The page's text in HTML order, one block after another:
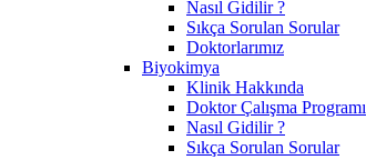
Nasıl Gidilir ?
Sıkça Sorulan Sorular
Doktorlarımız
Biyokimya
Klinik Hakkında
Doktor Çalışma Programı
Nasıl Gidilir ?
Sıkça Sorulan Sorular